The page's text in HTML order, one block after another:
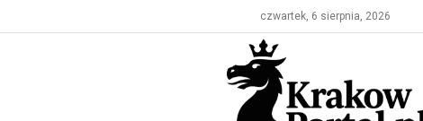
czwartek, 6 sierpnia, 2026